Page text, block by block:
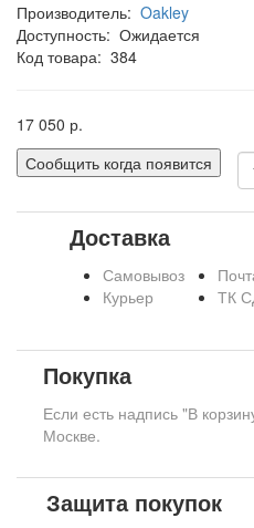
Производитель: Oakley
Доступность: Ожидается
Код товара: 384
17 050 р.
Сообщить когда появится
Доставка
Самовывоз
Курьер
ТК
Покупка
Если есть надпись "В
Москве.
Защита покупок